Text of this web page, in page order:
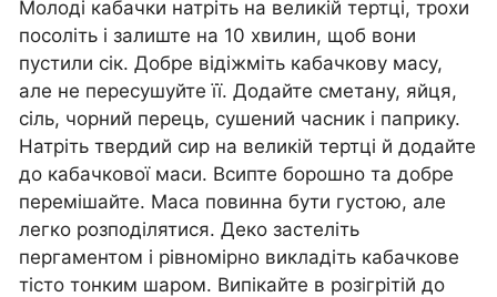
Молоді кабачки натріть на великій тертці, трохи
посоліть і залиште на 10 хвилин, щоб вони
пустили сік. Добре відіжміть кабачкову масу,
але не пересушуйте її. Додайте сметану, яйця,
сіль, чорний перець, сушений часник і паприку.
Натріть твердий сир на великій тертці й додайте
до кабачкової маси. Всипте борошно та добре
перемішайте. Маса повинна бути густою, але
легко розподілятися. Деко застеліть
пергаментом і рівномірно викладіть кабачкове
тісто тонким шаром. Випікайте в розігрітій до